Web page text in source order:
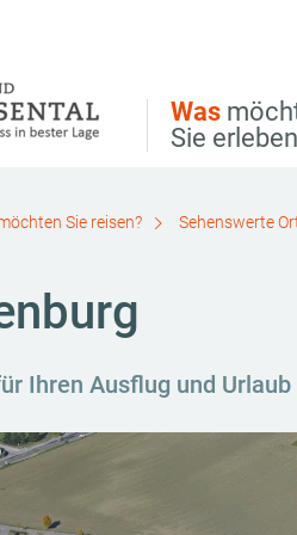
Was
Sie
Sie reisen? Sehenswerte
Ihren Ausflug und